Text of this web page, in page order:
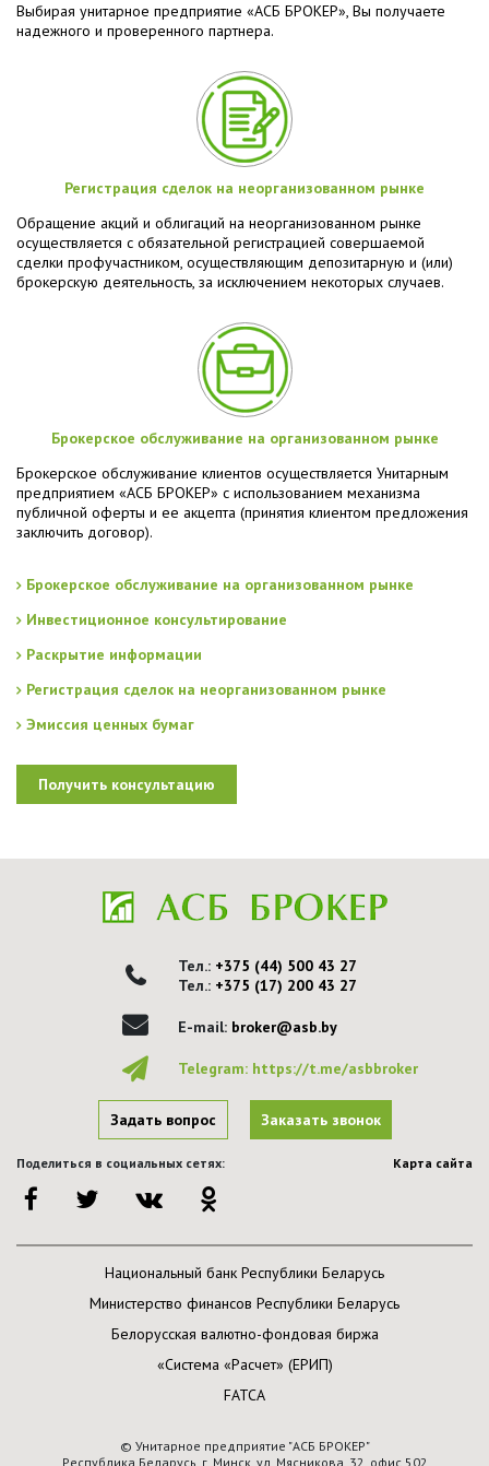
Выбирая унитарное предприятие «АСБ БРОКЕР», Вы получаете
надежного и проверенного партнера.
Регистрация сделок на неорганизованном рынке
Обращение акций и облигаций на неорганизованном рынке
осуществляется с обязательной регистрацией совершаемой
сделки профучастником, осуществляющим депозитарную и (или)
брокерскую деятельность, за исключением некоторых случаев.
Брокерское обслуживание на организованном рынке
Брокерское обслуживание клиентов осуществляется Унитарным
предприятием «АСБ БРОКЕР» с использованием механизма
публичной оферты и ее акцепта (принятия клиентом предложения
заключить договор).
Брокерское обслуживание на организованном рынке
Инвестиционное консультирование
Раскрытие информации
Регистрация сделок на неорганизованном рынке
Эмиссия ценных бумаг
Получить консультацию
Тел.: +375 (44) 500 43 27
Тел.: +375 (17) 200 43 27
E-mail: broker@asb.by
Telegram: https://t.me/asbbroker
Задать вопрос Заказать звонок
Поделиться в социальных сетях: Карта сайта
Национальный банк Республики Беларусь
Министерство финансов Республики Беларусь
Белорусская валютно-фондовая биржа
«Система «Расчет» (ЕРИП)
FATCA
© Унитарное предприятие "АСБ БРОКЕР"
Республика Беларусь, г. Минск, ул. Мясникова, 32, офис 502